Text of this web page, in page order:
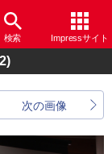
検索 Impressサイト
次の画像